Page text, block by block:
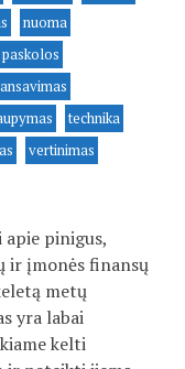
nuoma
paskolos
technika
vertinimas
pinigus,
ir įmonės finansų
metų
yra labai
kelti